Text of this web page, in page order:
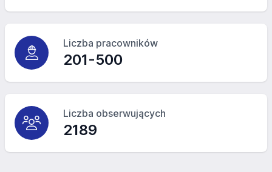
Liczba pracowników
201-500
Liczba obserwujących
2189